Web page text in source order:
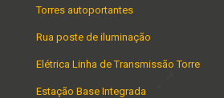
Torres autoportantes
Rua poste de iluminação
Elétrica Linha de Transmissão Torre
Estação Base Integrada